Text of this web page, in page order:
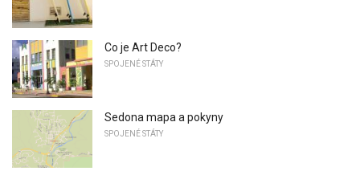
Co je Art Deco?
SPOJENÉ STÁTY
Sedona mapa a pokyny
SPOJENÉ STÁTY